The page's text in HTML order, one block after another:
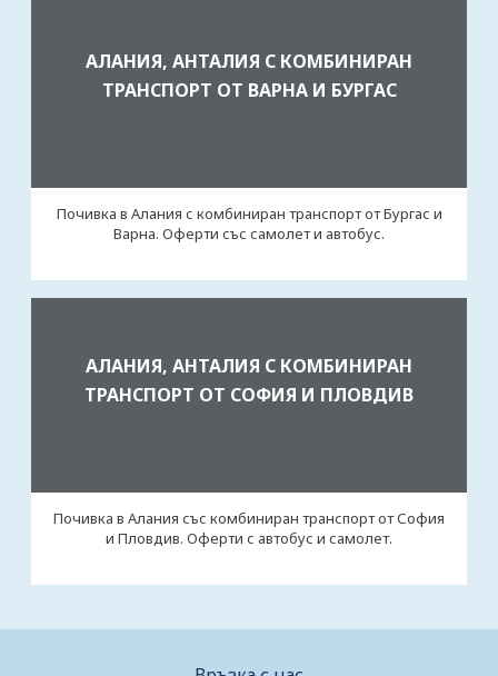
АЛАНИЯ, АНТАЛИЯ С КОМБИНИРАН
ТРАНСПОРТ ОТ ВАРНА И БУРГАС
Почивка в Алания с комбиниран транспорт от Бургас и
Варна. Оферти със самолет и автобус.
АЛАНИЯ, АНТАЛИЯ С КОМБИНИРАН
ТРАНСПОРТ ОТ СОФИЯ И ПЛОВДИВ
Почивка в Алания със комбиниран транспорт от София
и Пловдив. Оферти с автобус и самолет.